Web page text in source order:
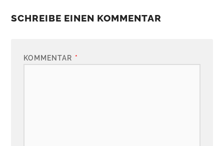
SCHREIBE EINEN KOMMENTAR
KOMMENTAR *